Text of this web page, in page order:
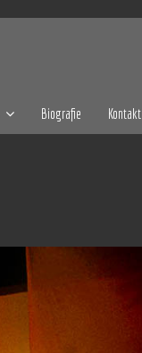
Biografie Kontakt